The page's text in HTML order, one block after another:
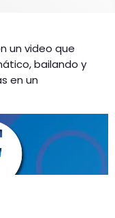
un video que
bailando y
en un